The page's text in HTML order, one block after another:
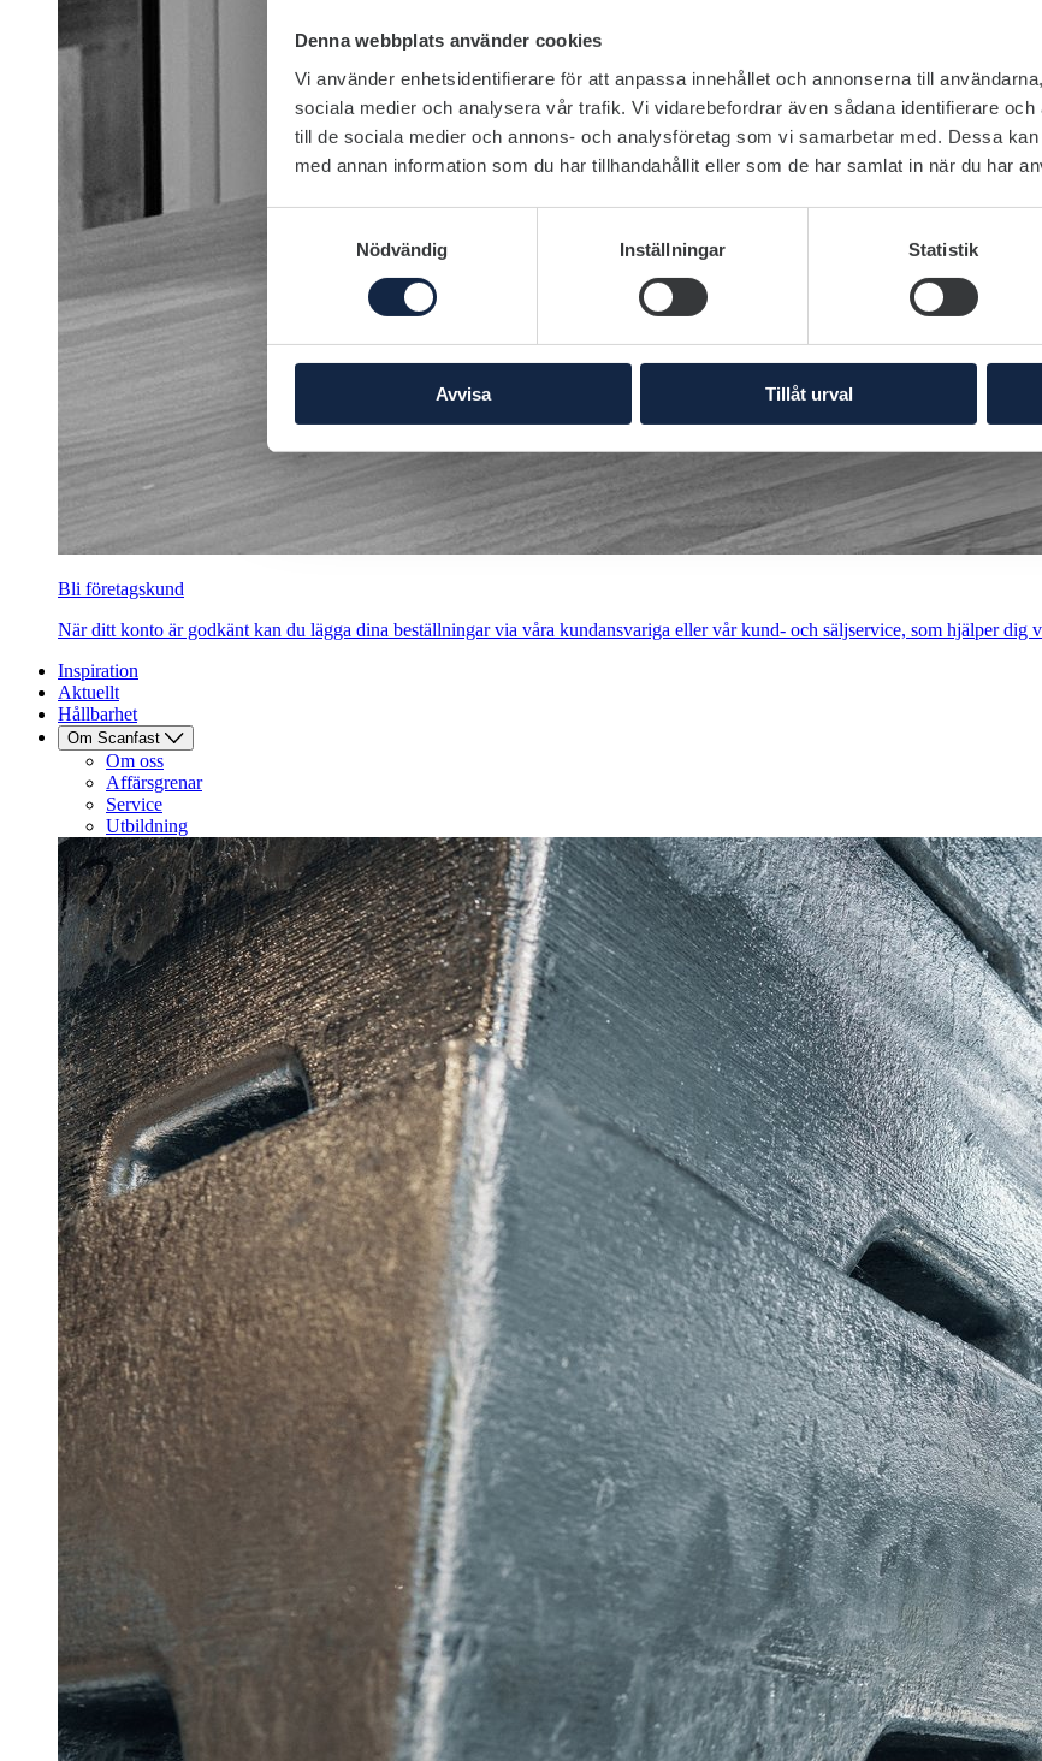
Denna webbplats använder cookies
Vi använder enhetsidentifierare för att anpassa innehållet och annonserna till
sociala medier och analysera vår trafik. Vi vidarebefordrar även sådana identifierare och
till de sociala medier och annons- och analysföretag som vi samarbetar med. Dessa
med annan information som du har tillhandahållit eller som de har samlat in när du har
Nödvändig
Inställningar Statistik
Avvisa Tillåt urval
Bli företagskund
När ditt konto är godkänt kan du lägga dina beställningar via våra kundansvariga eller vår kund- och säljservice, som hjälper dig
Inspiration
Aktuellt
Hållbarhet
Om Scanfast
Om oss
Affärsgrenar
Service
Utbildning